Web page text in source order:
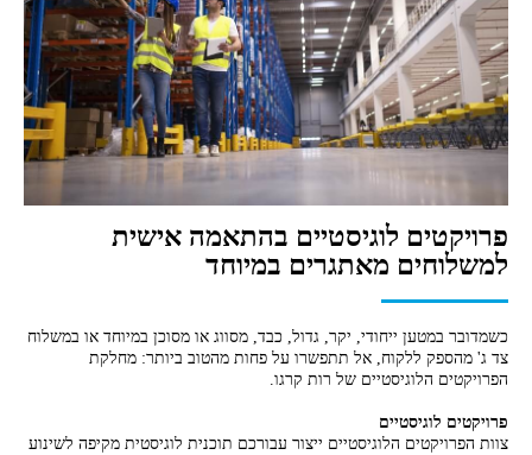
פרויקטים לוגיסטיים בהתאמה אישית
למשלוחים מאתגרים במיוחד
כשמדובר במטען ייחודי, יקר, גדול, כבד, מסווג או מסוכן במיוחד או במשלוח
צד ג' מהספק ללקוח, אל תתפשרו על פחות מהטוב ביותר: מחלקת
הפרויקטים הלוגיסטיים של רות קרגו.
פרויקטים לוגיסטיים
צוות הפרויקטים הלוגיסטיים ייצור עבורכם תוכנית לוגיסטית מקיפה לשינוע